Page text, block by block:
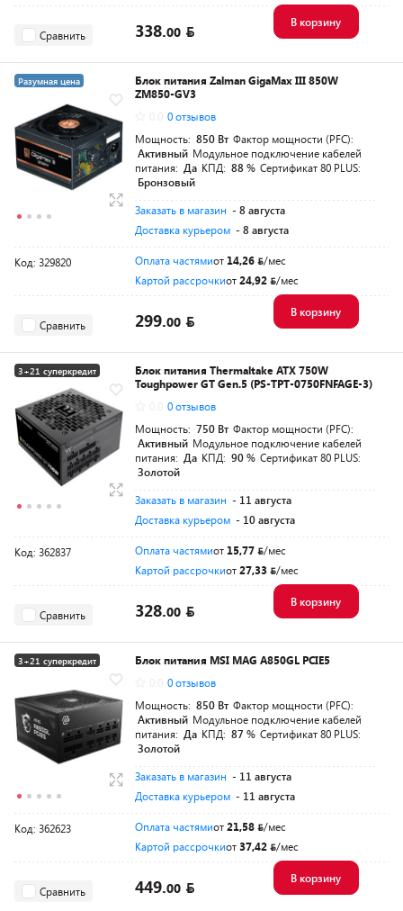
Сравнить 338.00
В корзину
Разумная цена
Блок питания Zalman GigaMax III 850W
ZM850-GV3
0 отзывов
Мощность: 850 Вт Фактор мощности (PFC):
Активный Модульное подключение кабелей
питания: Да КПД: 88 % Сертификат 80 PLUS:
Бронзовый
Заказать в магазин - 8 августа
Доставка курьером - 8 августа
Код: 329820 Оплата частямиот 14,26
/мес
Картой рассрочкиот24,92 /мес
Сравнить 299.00
В корзину
3+21 суперкредит
Разумная цена
Блок питания Thermaltake ATX 750W
Toughpower GT Gen.5 (PS-TPT-0750FNFAGE-3)
0 отзывов
Мощность: 750 Вт Фактор мощности (PFC):
Активный Модульное подключение кабелей
питания: Да КПД: 90 % Сертификат 80 PLUS:
Золотой
Заказать в магазин - 11 августа
Доставка курьером - 10 августа
Код: 362837 Оплата частямиот 15,77
/мес
Картой рассрочкиот27,33 /мес
Сравнить 328.00
В корзину
3+21 суперкредит
Блок питания MSI MAG A850GL PCIE5
0 отзывов
Мощность: 850 Вт Фактор мощности (PFC):
Активный Модульное подключение кабелей
питания: Да КПД: 87 % Сертификат 80 PLUS:
Золотой
Заказать в магазин - 11 августа
Доставка курьером - 11 августа
Код: 362623 Оплата частямиот21,58
/мес
Картой рассрочкиот37,42 /мес
Сравнить 449.00
В корзину